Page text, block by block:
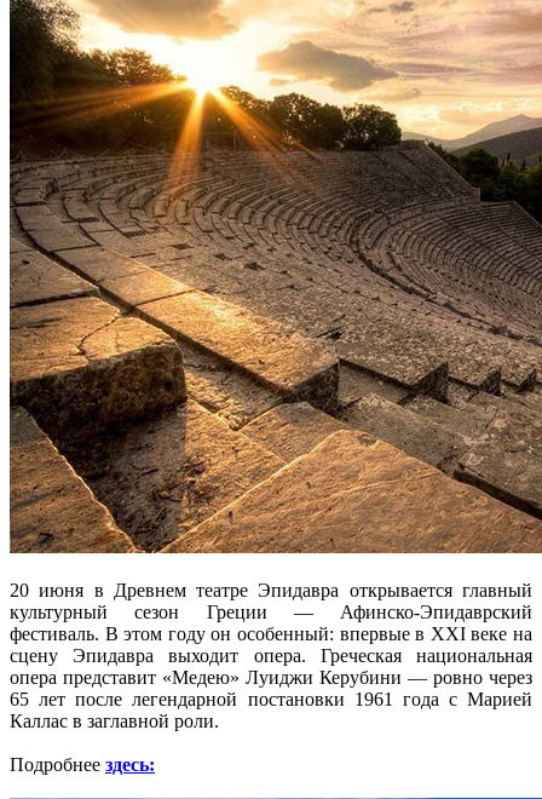
20 июня в Древнем театре Эпидавра открывается главный
культурный сезон Греции — Афинско-Эпидаврский
фестиваль. В этом году он особенный: впервые в XXI веке на
сцену Эпидавра выходит опера. Греческая национальная
опера представит «Медею» Луиджи Керубини — ровно через
65 лет после легендарной постановки 1961 года с Марией
Каллас в заглавной роли.
Подробнее здесь: